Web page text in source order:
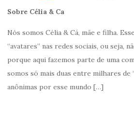
Sobre Célia & Ca
Nós somos Célia & Cá, mãe e filha.
“avatares” nas redes sociais, ou seja,
porque aqui fazemos parte de uma
somos só mais duas entre milhares de
anônimas por esse mundo […]